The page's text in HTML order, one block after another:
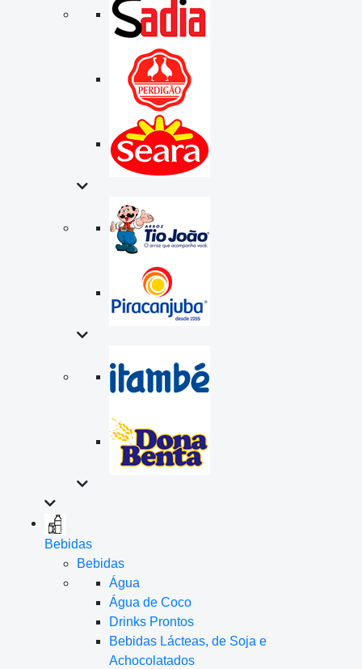
Bebidas
Bebidas
Água
Água de Coco
Drinks Prontos
Bebidas Lácteas, de Soja e
Achocolatados